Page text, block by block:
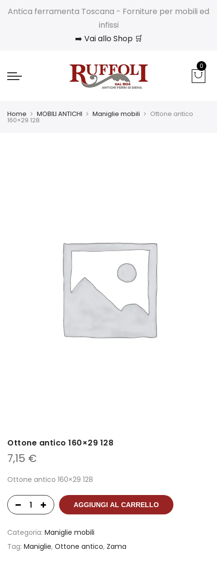
Antica ferramenta Toscana - Forniture per mobili ed
infissi
➡️ Vai allo Shop 🛒
0
Home MOBILI ANTICHI Maniglie mobili Ottone antico
160×29 128
Ottone antico 160×29 128
7,15 €
Ottone antico 160×29 128
AGGIUNGI AL CARRELLO
Categoria: Maniglie mobili
Tag: Maniglie, Ottone antico, Zama